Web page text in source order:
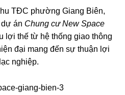
TĐC phường Giang Biên,
án Chung cư New Space
lợi thế từ hệ thống giao thông
đại mang đến sự thuận lợi
nghiệp.